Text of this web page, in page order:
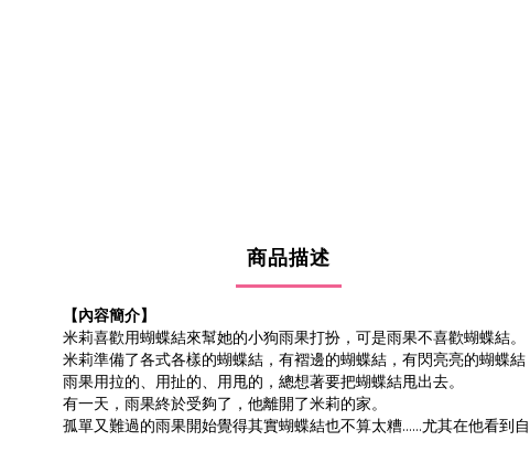
商品描述
【內容簡介】
米莉喜歡用蝴蝶結來幫她的小狗雨果打扮，可是雨果不喜歡蝴蝶結。
米莉準備了各式各樣的蝴蝶結，有褶邊的蝴蝶結，有閃亮亮的蝴蝶
雨果用拉的、用扯的、用甩的，總想著要把蝴蝶結甩出去。
有一天，雨果終於受夠了，他離開了米莉的家。
孤單又難過的雨果開始覺得其實蝴蝶結也不算太糟……尤其在他看到自